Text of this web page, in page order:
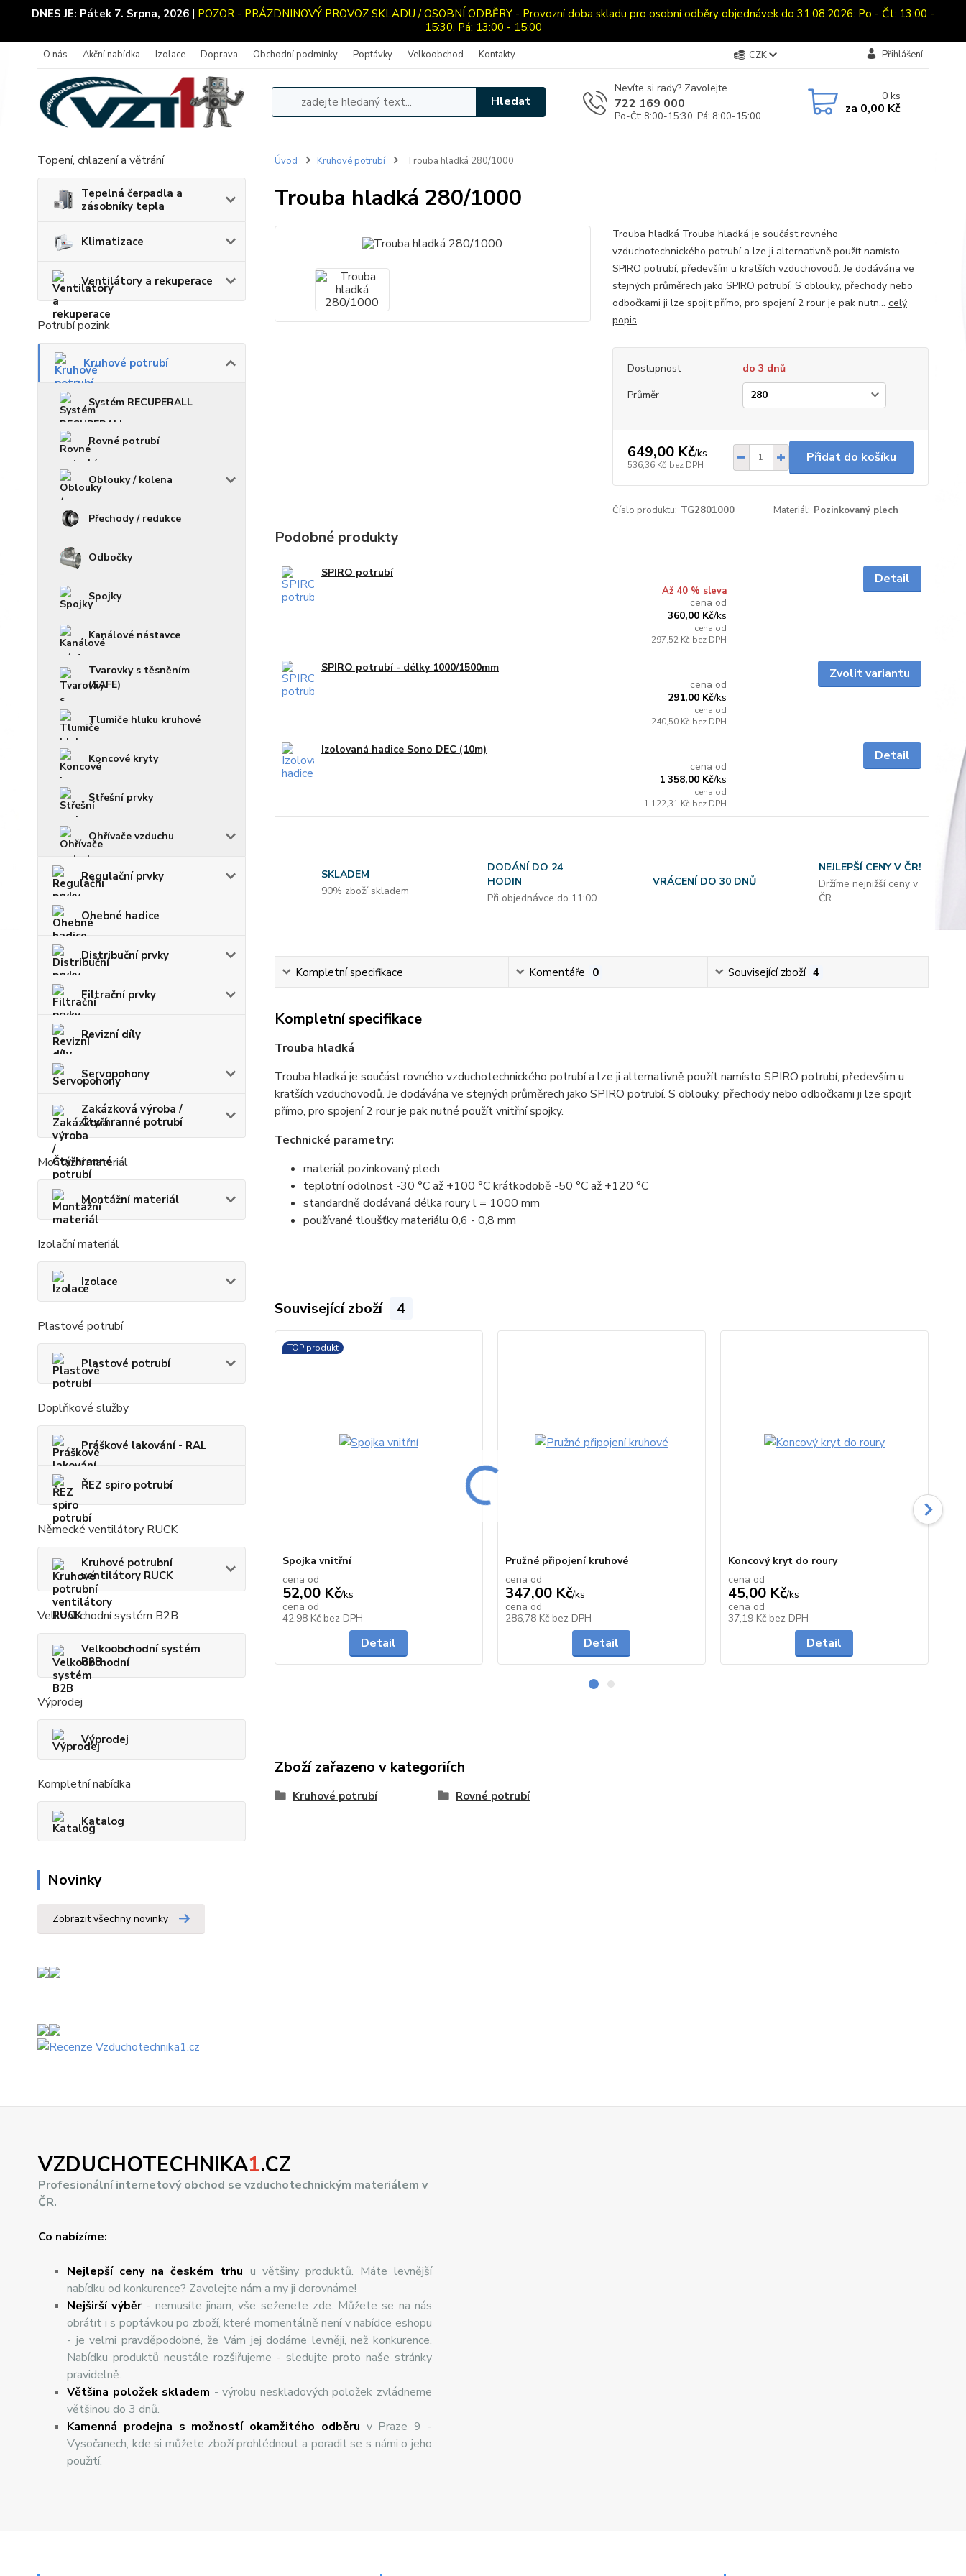
DNES JE: Pátek 7. Srpna, 2026 | POZOR - PRÁZDNINOVÝ PROVOZ SKLADU / OSOBNÍ ODBĚRY - Provozní doba skladu pro osobní odběry objednávek do 31.08.2026: Po - Čt: 13:00 -
15:30, Pá: 13:00 - 15:00
O nás Akční nabídka Izolace Doprava Obchodní podmínky Poptávky Velkoobchod Kontakty CZK Přihlášení
Hledat
Nevíte si rady? Zavolejte.
722 169 000
Po-Čt: 8:00-15:30, Pá: 8:00-15:00
0ks
za 0,00 Kč
Topení, chlazení a větrání
Tepelná čerpadla a
zásobníky tepla
Klimatizace
Ventilátory a rekuperace
Potrubí pozink
Kruhové potrubí
Systém RECUPERALL
Rovné potrubí
Oblouky / kolena
Přechody / redukce
Odbočky
Spojky
Kanálové nástavce
Tvarovky s těsněním
(SAFE)
Tlumiče hluku kruhové
Koncové kryty
Střešní prvky
Ohřívače vzduchu
Regulační prvky
Ohebné hadice
Distribuční prvky
Filtrační prvky
Revizní díly
Servopohony
Zakázková výroba /
Čtyřhranné potrubí
Montážní materiál
Montážní materiál
Izolační materiál
Izolace
Plastové potrubí
Plastové potrubí
Doplňkové služby
Práškové lakování - RAL
ŘEZ spiro potrubí
Německé ventilátory RUCK
Kruhové potrubní
ventilátory RUCK
Velkoobchodní systém B2B
Velkoobchodní systém
B2B
Výprodej
Výprodej
Kompletní nabídka
Katalog
Novinky
Zobrazit všechny novinky
Úvod Kruhové potrubí Trouba hladká 280/1000
Trouba hladká 280/1000
Trouba hladká Trouba hladká je součást rovného
vzduchotechnického potrubí a lze ji alternativně použít namísto
SPIRO potrubí, především u kratších vzduchovodů. Je dodávána ve
stejných průměrech jako SPIRO potrubí. S oblouky, přechody nebo
odbočkami ji lze spojit přímo, pro spojení 2 rour je pak nutn... celý
popis
Dostupnost
do 3 dnů
Průměr
649,00 Kč/ks
536,36 Kč bez DPH
Přidat do košíku
Číslo produktu: TG2801000 Materiál: Pozinkovaný plech
Podobné produkty
SPIRO potrubí
Až 40 % sleva
cena od
360,00 Kč/ks
cena od
297,52 Kč bez DPH
Detail
SPIRO potrubí - délky 1000/1500mm
cena od
291,00 Kč/ks
cena od
240,50 Kč bez DPH
Zvolit variantu
Izolovaná hadice Sono DEC (10m)
cena od
1 358,00 Kč/ks
cena od
1 122,31 Kč bez DPH
Detail
SKLADEM
90% zboží skladem
DODÁNÍ DO 24
HODIN
Při objednávce do 11:00
VRÁCENÍ DO 30 DNŮ
NEJLEPŠÍ CENY V ČR!
Držíme nejnižší ceny v
ČR
Kompletní specifikace Komentáře 0 Související zboží 4
Kompletní specifikace
Trouba hladká
Trouba hladká je součást rovného vzduchotechnického potrubí a lze ji alternativně použít namísto SPIRO potrubí, především u
kratších vzduchovodů. Je dodávána ve stejných průměrech jako SPIRO potrubí. S oblouky, přechody nebo odbočkami ji lze spojit
přímo, pro spojení 2 rour je pak nutné použít vnitřní spojky.
Technické parametry:
materiál pozinkovaný plech
teplotní odolnost -30 °C až +100 °C krátkodobě -50 °C až +120 °C
standardně dodávaná délka roury l = 1000 mm
používané tloušťky materiálu 0,6 - 0,8 mm
Související zboží 4
TOP produkt
Spojka vnitřní
cena od
52,00 Kč/ks
cena od
42,98 Kč bez DPH
Detail
Pružné připojení kruhové
cena od
347,00 Kč/ks
cena od
286,78 Kč bez DPH
Detail
Koncový kryt do roury
cena od
45,00 Kč/ks
cena od
37,19 Kč bez DPH
Detail
Zboží zařazeno v kategoriích
Kruhové potrubí Rovné potrubí
VZDUCHOTECHNIKA1.CZ
Profesionální internetový obchod se vzduchotechnickým materiálem v
ČR.
Co nabízíme:
Nejlepší ceny na českém trhu u většiny produktů. Máte levnější
nabídku od konkurence? Zavolejte nám a my ji dorovnáme!
Nejširšívýběr- nemusíte jinam, vše seženete zde. Můžete se na nás
obrátit i s poptávkou po zboží, které momentálně není v nabídce eshopu
- je velmi pravděpodobné, že Vám jej dodáme levněji, než konkurence.
Nabídku produktů neustále rozšiřujeme - sledujte proto naše stránky
pravidelně.
Většina položek skladem - výrobu neskladových položek zvládneme
většinou do 3 dnů.
Kamenná prodejna s možností okamžitého odběru v Praze 9 -
Vysočanech, kde si můžete zboží prohlédnout a poradit se s námi o jeho
použití.